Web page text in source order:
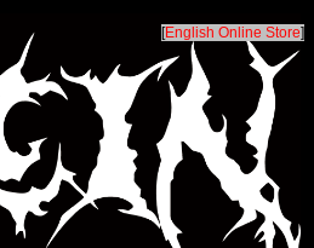
[English Online Store]